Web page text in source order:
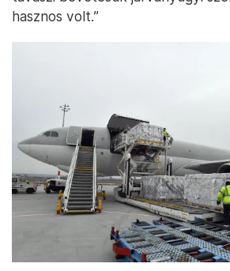
hasznos volt.”